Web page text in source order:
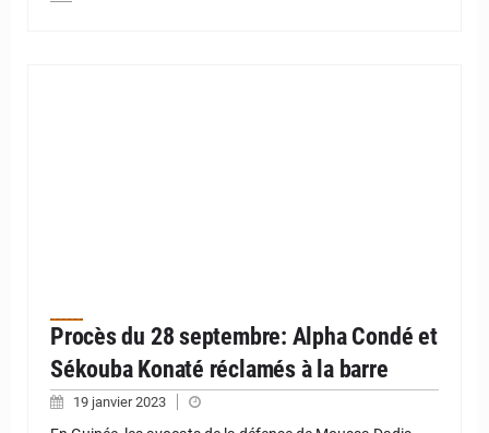
Procès du 28 septembre: Alpha Condé et
Sékouba Konaté réclamés à la barre
19 janvier 2023